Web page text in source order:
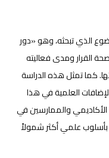
الذي تبحثه، وهو «دور
القرار ومدى فعاليته
كما تمثل هذه الدراسة
العلمية في هذا
الأكاديمي والممارسين في
بأسلوب علمي أكثر شمولاً